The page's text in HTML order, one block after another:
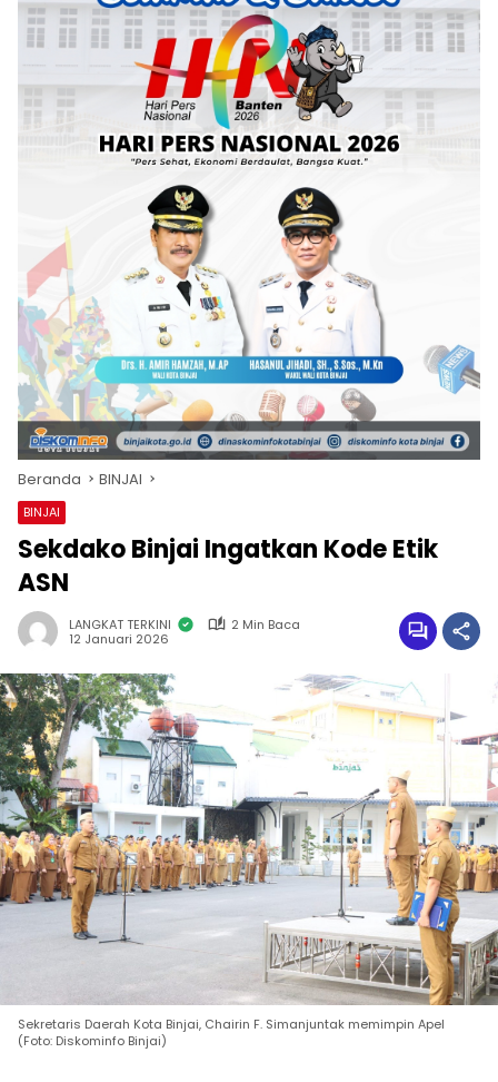
Beranda BINJAI
BINJAI
Sekdako Binjai Ingatkan Kode Etik
ASN
LANGKAT TERKINI
2 Min Baca
12 Januari 2026
Sekretaris Daerah Kota Binjai, Chairin F. Simanjuntak memimpin Apel
(Foto: Diskominfo Binjai)